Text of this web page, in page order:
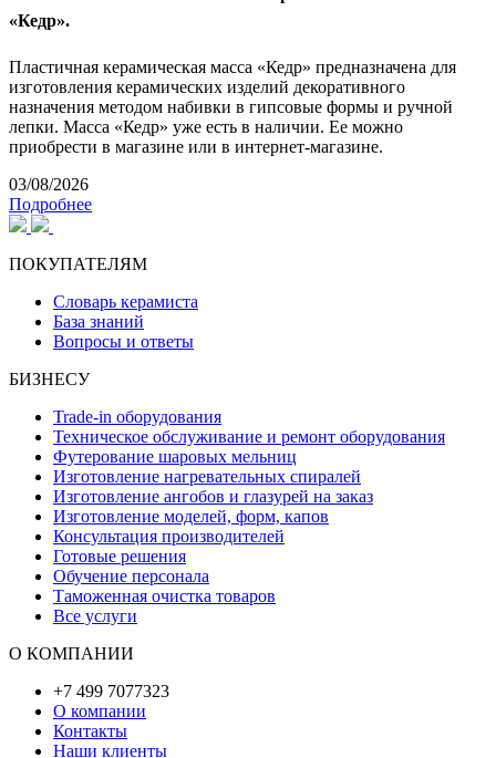
«Кедр».
Пластичная керамическая масса «Кедр» предназначена для
изготовления керамических изделий декоративного
назначения методом набивки в гипсовые формы и ручной
лепки. Масса «Кедр» уже есть в наличии. Ее можно
приобрести в магазине или в интернет-магазине.
03/08/2026
Подробнее
ПОКУПАТЕЛЯМ
Словарь керамиста
База знаний
Вопросы и ответы
БИЗНЕСУ
Trade-in оборудования
Техническое обслуживание и ремонт оборудования
Футерование шаровых мельниц
Изготовление нагревательных спиралей
Изготовление ангобов и глазурей на заказ
Изготовление моделей, форм, капов
Консультация производителей
Готовые решения
Обучение персонала
Таможенная очистка товаров
Все услуги
О КОМПАНИИ
+7 499 7077323
О компании
Контакты
Наши клиенты